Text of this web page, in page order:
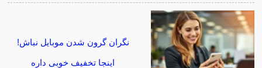
نگران گرون شدن موبایل نباش!
اینجا تخفیف خوبی داره